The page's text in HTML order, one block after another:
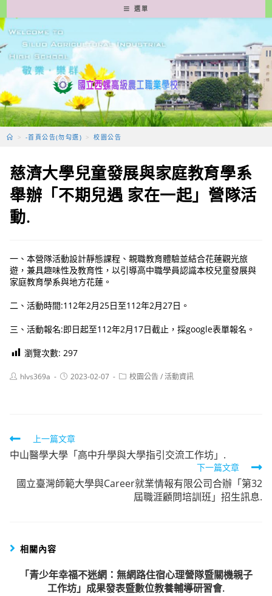
轉
至
要
容
選單
> -首頁公告(勿勾選) > 校園公告
慈濟大學兒童發展與家庭教育學系
舉辦「不期兒遇 家在一起」營隊活
動.
一、本營隊活動設計靜態課程、親職教育體驗並結合花蓮觀光旅
遊，兼具趣味性及教育性，以引導高中職學員認識本校兒童發展與
家庭教育學系與地方花蓮。
二、活動時間:112年2月25日至112年2月27日。
三、活動報名:即日起至112年2月17日截止，採google表單報名。
瀏覽次數: 297
Posthlvs369a
Post2023-02-07
Post校園公告/活動資訊
Read
more
articles
上一篇文章
中山醫學大學「高中升學與大學指引交流工作坊」.
下一篇文章
國立臺灣師範大學與Career就業情報有限公司合辦「第32
屆職涯顧問培訓班」招生訊息.
相關內容
「青少年幸福不迷網：無網路住宿心理營隊暨關機親子
工作坊」成果發表暨數位教養輔導研習會.